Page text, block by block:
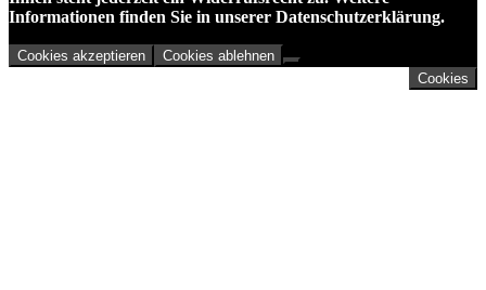
Informationen finden Sie in unserer Datenschutzerklärung.
Cookies akzeptieren
Cookies ablehnen
Cookies